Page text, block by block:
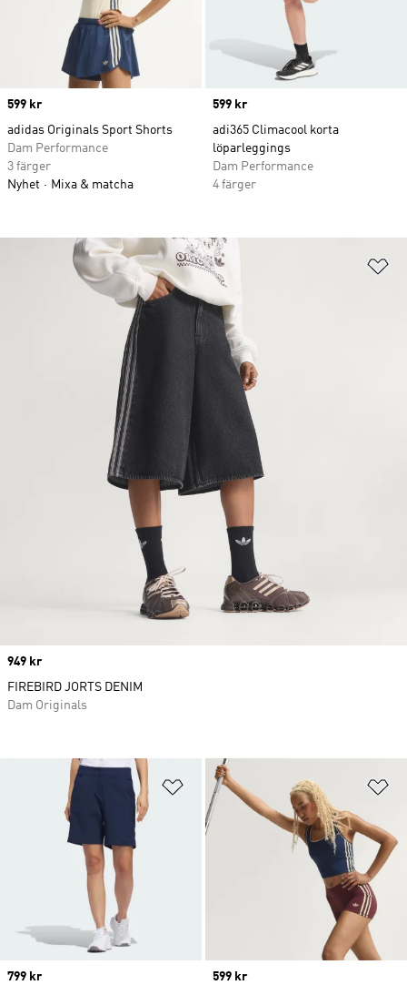
Price
599 kr
adidas Originals Sport Shorts
Dam Performance
3 färger
Nyhet
Mixa & matcha
Price
599 kr
adi365 Climacool korta
löparleggings
Dam Performance
4 färger
Lägg till på önskelistan
Price
799 kr
Price
599 kr
Price
949 kr
FIREBIRD JORTS DENIM
Dam Originals